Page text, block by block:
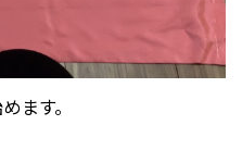
ます。